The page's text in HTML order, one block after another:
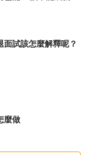
面試該怎麼解釋呢？
麼做